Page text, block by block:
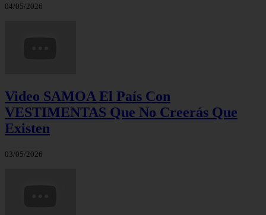
04/05/2026
Video SAMOA El País Con
VESTIMENTAS Que No Creerás Que
Existen
03/05/2026